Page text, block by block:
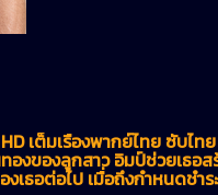
เต็มเรื่องพากย์ไทย ซับไท
องของลูกสาว อิมป์ช่วยเธอ
เธอต่อไป เมื่อถึงกำหนดชำ